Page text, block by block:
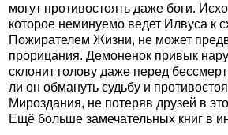
могут противостоять даже боги.
которое неминуемо ведет Илвуса к
Пожирателем Жизни, не может
прорицания. Демоненок привык
склонит голову даже перед
ли он обмануть судьбу и
Мироздания, не потеряв друзей в
Ещё больше замечательных книг в